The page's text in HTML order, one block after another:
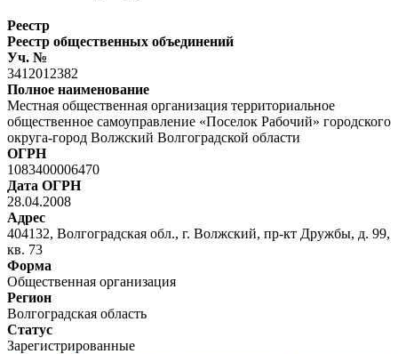
Реестр
Реестр общественных объединений
Уч. №
3412012382
Полное наименование
Местная общественная организация территориальное
общественное самоуправление «Поселок Рабочий» городского
округа-город Волжский Волгоградской области
ОГРН
1083400006470
Дата ОГРН
28.04.2008
Адрес
404132, Волгоградская обл., г. Волжский, пр-кт Дружбы, д. 99,
кв. 73
Форма
Общественная организация
Регион
Волгоградская область
Статус
Зарегистрированные